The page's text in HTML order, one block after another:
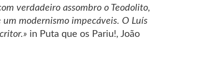
verdadeiro assombro o Teodolito,
modernismo impecáveis. O Luís
in Puta que os Pariu!, João